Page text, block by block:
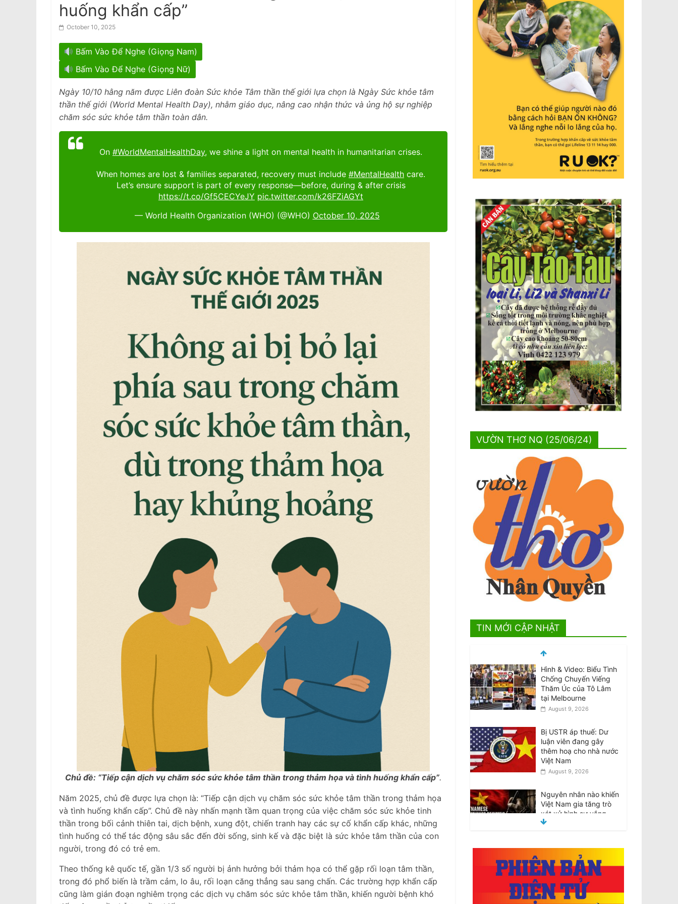
huống khẩn cấp”
October 10, 2025
Bấm Vào Để Nghe (Giọng Nam)
Bấm Vào Để Nghe (Giọng Nữ)
Ngày 10/10 hằng năm được Liên đoàn Sức khỏe Tâm thần thế giới lựa chọn là Ngày Sức khỏe tâm
thần thế giới (World Mental Health Day), nhằm giáo dục, nâng cao nhận thức và ủng hộ sự nghiệp
chăm sóc sức khỏe tâm thần toàn dân.
On #WorldMentalHealthDay, we shine a light on mental health in humanitarian crises.
When homes are lost & families separated, recovery must include #MentalHealth care.
Let’s ensure support is part of every response—before, during & after crisis
https://t.co/Gf5CECYeJY pic.twitter.com/k26FZiAGYt
— World Health Organization (WHO) (@WHO) October 10, 2025
Chủ đề: “Tiếp cận dịch vụ chăm sóc sức khỏe tâm thần trong thảm họa và tình huống khẩn cấp”.
Năm 2025, chủ đề được lựa chọn là: “Tiếp cận dịch vụ chăm sóc sức khỏe tâm thần trong thảm họa
và tình huống khẩn cấp”. Chủ đề này nhấn mạnh tầm quan trọng của việc chăm sóc sức khỏe tinh
thần trong bối cảnh thiên tai, dịch bệnh, xung đột, chiến tranh hay các sự cố khẩn cấp khác, những
tình huống có thể tác động sâu sắc đến đời sống, sinh kế và đặc biệt là sức khỏe tâm thần của con
người, trong đó có trẻ em.
Theo thống kê quốc tế, gần 1/3 số người bị ảnh hưởng bởi thảm họa có thể gặp rối loạn tâm thần,
trong đó phổ biến là trầm cảm, lo âu, rối loạn căng thẳng sau sang chấn. Các trường hợp khẩn cấp
cũng làm gián đoạn nghiêm trọng các dịch vụ chăm sóc sức khỏe tâm thần, khiến người bệnh khó
VƯỜN THƠ NQ (25/06/24)
TIN MỚI CẬP NHẬT
Hình & Video: Biểu Tình
Chống Chuyến Viếng
Thăm Úc của Tô Lâm
tại Melbourne
August 9, 2026
Bị USTR áp thuế: Dư
luận viên đang gây
thêm hoạ cho nhà nước
Việt Nam
August 9, 2026
Nguyên nhân nào khiến
Việt Nam gia tăng trò
xét xử hình sự vắng
mặt?
Đại Hội Khoáng Đại trao
đổi về những khiếu nại
liên quan đến cuộc Bầu
cử Ban Chấp Hành
2026-30